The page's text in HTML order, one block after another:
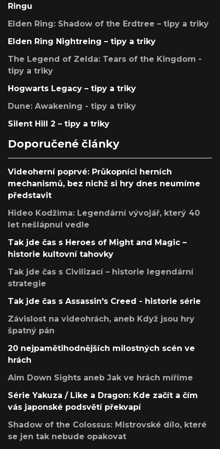
Ringu
Elden Ring: Shadow of the Erdtree – tipy a triky
Elden Ring Nightreing – tipy a triky
The Legend of Zelda: Tears of the Kingdom -
tipy a triky
Hogwarts Legacy – tipy a triky
Dune: Awakening - tipy a triky
Silent Hill 2 – tipy a triky
Doporučené články
Videoherní poprvé: Průkopníci herních
mechanismů, bez nichž si hry dnes neumíme
představit
Hideo Kodžima: Legendární vývojář, který 40
let nešlápnul vedle
Tak jde čas s Heroes of Might and Magic –
historie kultovní tahovky
Tak jde čas s Civilizací – historie legendární
strategie
Tak jde čas s Assassin's Creed - historie série
Závislost na videohrách, aneb Když jsou hry
špatný pán
20 nejpamětihodnějších milostných scén ve
hrách
Aim Down Sights aneb Jak ve hrách míříme
Série Yakuza / Like a Dragon: Kde začít a čím
vás japonské podsvětí překvapí
Shadow of the Colossus: Mistrovské dílo, které
se jen tak nebude opakovat